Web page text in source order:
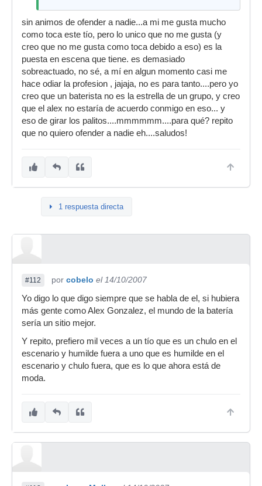
sin animos de ofender a nadie...a mi me gusta mucho
como toca este tío, pero lo unico que no me gusta (y
creo que no me gusta como toca debido a eso) es la
puesta en escena que tiene. es demasiado
sobreactuado, no sé, a mí en algun momento casi me
hace odiar la profesion , jajaja, no es para tanto....pero yo
creo que un baterista no es la estrella de un grupo, y creo
que el alex no estaría de acuerdo conmigo en eso... y
eso de girar los palitos....mmmmmm....para qué? repito
que no quiero ofender a nadie eh....saludos!
1 respuesta directa
#112 por cobelo el 14/10/2007
Yo digo lo que digo siempre que se habla de el, si hubiera
más gente como Alex Gonzalez, el mundo de la batería
sería un sitio mejor.
Y repito, prefiero mil veces a un tío que es un chulo en el
escenario y humilde fuera a uno que es humilde en el
escenario y chulo fuera, que es lo que ahora está de
moda.